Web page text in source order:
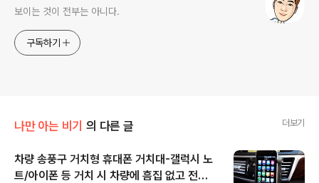
보이는 것이 전부는 아니다.
구독하기
나만 아는 비기 의 다른 글 더보기
차량 송풍구 거치형 휴대폰 거치대-갤럭시 노
트/아이폰 등 거치 시 차량에 흠집 없고 전면